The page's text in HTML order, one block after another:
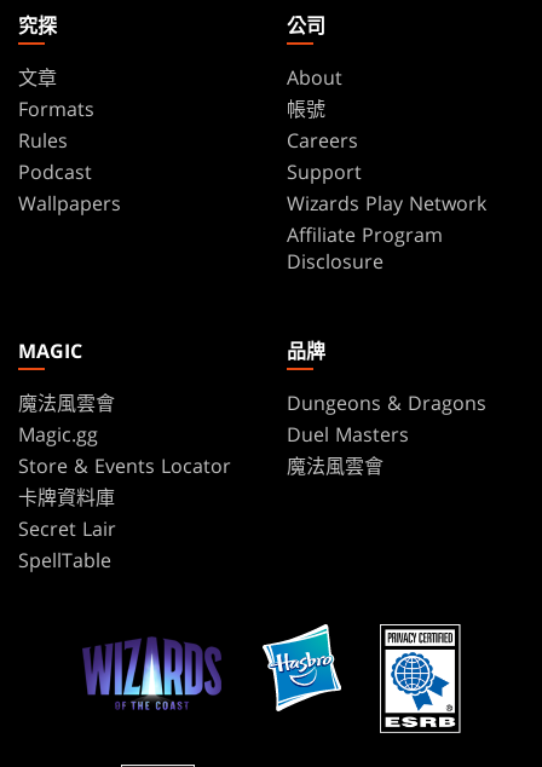
究探
文章
Formats
Rules
Podcast
Wallpapers
公司
About
帳號
Careers
Support
Wizards Play Network
Affiliate Program
Disclosure
MAGIC
魔法風雲會
Magic.gg
Store & Events Locator
卡牌資料庫
Secret Lair
SpellTable
品牌
Dungeons & Dragons
Duel Masters
魔法風雲會